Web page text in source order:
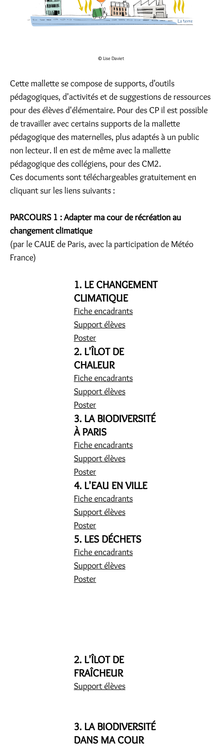
© Lise Daviet
Cette mallette se compose de supports, d'outils
pédagogiques, d'activités et de suggestions de ressources
pour des élèves d'élémentaire. Pour des CP il est possible
de travailler avec certains supports de la mallette
pédagogique des maternelles, plus adaptés à un public
non lecteur. Il en est de même avec la mallette
pédagogique des collégiens, pour des CM2.
Ces documents sont téléchargeables gratuitement en
cliquant sur les liens suivants :
PARCOURS 1 : Adapter ma cour de récréation au
changement climatique
(par le CAUE de Paris, avec la participation de Météo
France)
1. LE CHANGEMENT
CLIMATIQUE
Fiche encadrants
Support élèves
Poster
2. L'ÎLOT DE
CHALEUR
Fiche encadrants
Support élèves
Poster
3. LA BIODIVERSITÉ
À PARIS
Fiche encadrants
Support élèves
Poster
4. L'EAU EN VILLE
Fiche encadrants
Support élèves
Poster
5. LES DÉCHETS
Fiche encadrants
Support élèves
Poster
2. L'ÎLOT DE
FRAÎCHEUR
Support élèves
3. LA BIODIVERSITÉ
DANS MA COUR